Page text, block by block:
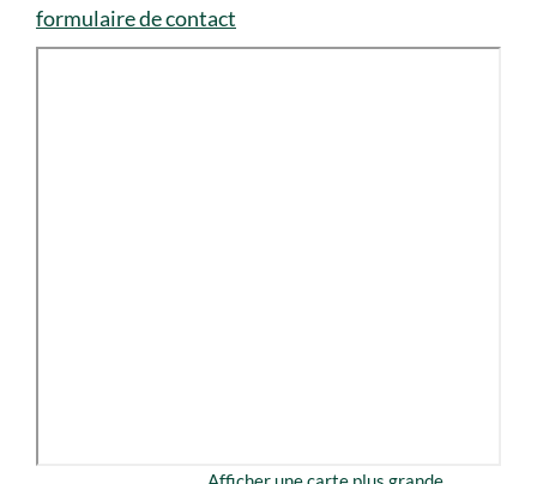
formulaire de contact